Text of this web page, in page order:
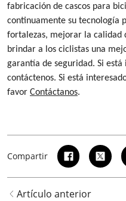
fabricación de cascos para
continuamente su tecnología
fortalezas, mejorar la calidad
brindar a los ciclistas una
garantía de seguridad. Si
contáctenos. Si está
favor Contáctanos.
Compartir
Artículo anterior